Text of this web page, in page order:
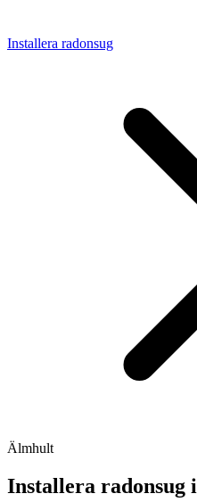
Installera radonsug
Älmhult
Installera radonsug i